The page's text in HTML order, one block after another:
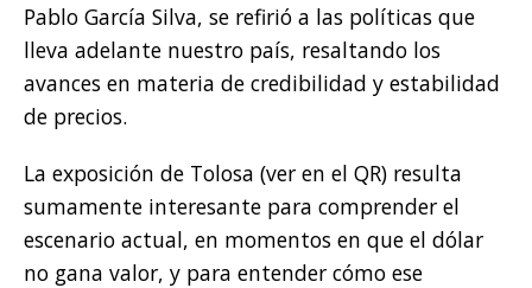
Pablo García Silva, se refirió a las políticas que
lleva adelante nuestro país, resaltando los
avances en materia de credibilidad y estabilidad
de precios.
La exposición de Tolosa (ver en el QR) resulta
sumamente interesante para comprender el
escenario actual, en momentos en que el dólar
no gana valor, y para entender cómo ese